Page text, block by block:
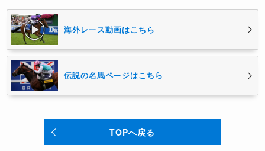
海外レース動画はこちら
伝説の名馬ページはこちら
TOPへ戻る